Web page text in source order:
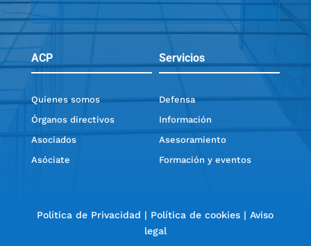
ACP Servicios
Quíenes somos
Órganos directivos
Asociados
Asóciate
Defensa
Información
Asesoramiento
Formación y eventos
Política de Privacidad | Política de cookies | Aviso
legal